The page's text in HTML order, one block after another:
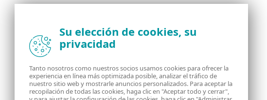
Su elección de cookies, su
privacidad
Tanto nosotros como nuestros socios usamos cookies para ofrecer la
experiencia en línea más optimizada posible, analizar el tráfico de
nuestro sitio web y mostrarle anuncios personalizados. Para aceptar la
recopilación de todas las cookies, haga clic en "Aceptar todo y cerrar",